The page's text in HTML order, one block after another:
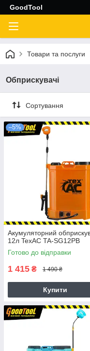
GoodTool
Товари та послуги
Обприскувачі
Сортування
–5%
Акумуляторний
12л TexAC TA-SG12PB
Готово до відправки
1 415 ₴ 1 490 ₴
Купити